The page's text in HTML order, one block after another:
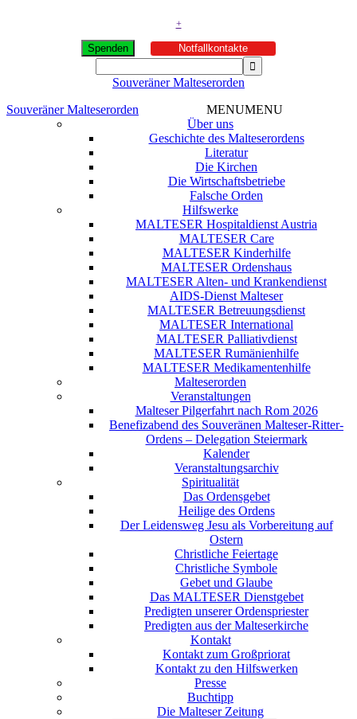
+
Spenden Notfallkontakte
Souveräner Malteserorden
Souveräner Malteserorden
MENUMENU
Über uns
Geschichte des Malteserordens
Literatur
Die Kirchen
Die Wirtschaftsbetriebe
Falsche Orden
Hilfswerke
MALTESER Hospitaldienst Austria
MALTESER Care
MALTESER Kinderhilfe
MALTESER Ordenshaus
MALTESER Alten- und Krankendienst
AIDS-Dienst Malteser
MALTESER Betreuungsdienst
MALTESER International
MALTESER Palliativdienst
MALTESER Rumänienhilfe
MALTESER Medikamentenhilfe
Malteserorden
Veranstaltungen
Malteser Pilgerfahrt nach Rom 2026
Benefizabend des Souveränen Malteser-Ritter-
Ordens – Delegation Steiermark
Kalender
Veranstaltungsarchiv
Spiritualität
Das Ordensgebet
Heilige des Ordens
Der Leidensweg Jesu als Vorbereitung auf
Ostern
Christliche Feiertage
Christliche Symbole
Gebet und Glaube
Das MALTESER Dienstgebet
Predigten unserer Ordenspriester
Predigten aus der Malteserkirche
Kontakt
Kontakt zum Großpriorat
Kontakt zu den Hilfswerken
Presse
Buchtipp
Die Malteser Zeitung